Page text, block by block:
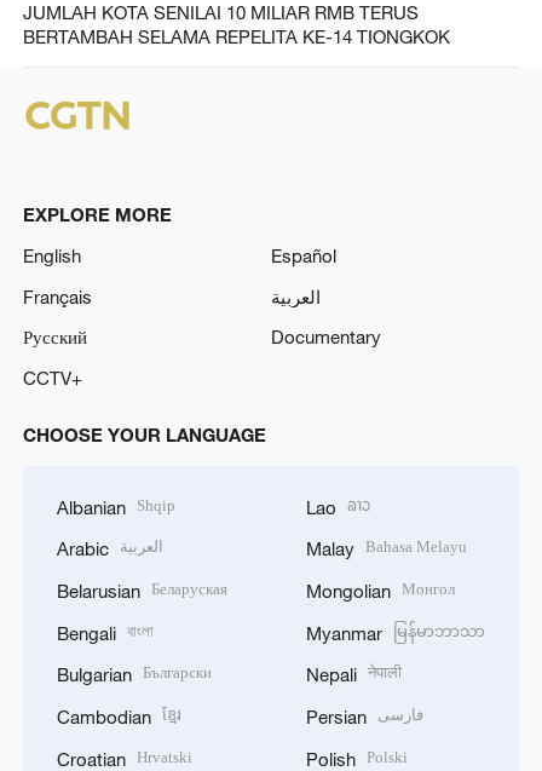
JUMLAH KOTA SENILAI 10 MILIAR RMB TERUS
BERTAMBAH SELAMA REPELITA KE-14 TIONGKOK
EXPLORE MORE
English
Español
Français
العربية
Русский
Documentary
CCTV+
CHOOSE YOUR LANGUAGE
Albanian Shqip
Arabic العربية
Belarusian Беларуская
Bengali বাংলা
Bulgarian Български
Cambodian ខ្មែរ
Croatian Hrvatski
Lao ລາວ
Malay Bahasa Melayu
Mongolian Монгол
Myanmar မြန်မာဘာသာ
Nepali नेपाली
Persian فارسی
Polish Polski